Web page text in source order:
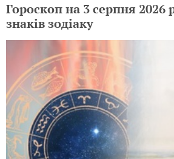
Гороскоп на 3 серпня 2026
знаків зодіаку